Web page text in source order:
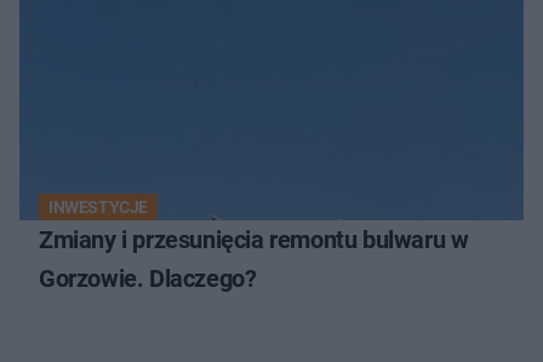
INWESTYCJE
Zmiany i przesunięcia remontu bulwaru w
Gorzowie. Dlaczego?